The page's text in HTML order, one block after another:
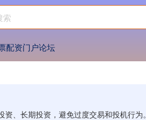
配资门户论坛
、长期投资，避免过度交易和投机行为。